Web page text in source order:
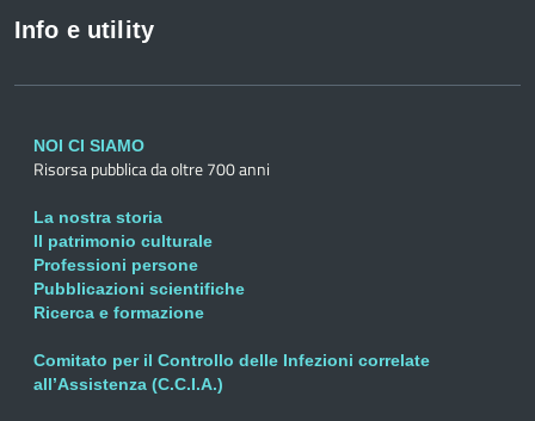
Info e utility
NOI CI SIAMO
Risorsa pubblica da oltre 700 anni
La nostra storia
Il patrimonio culturale
Professioni persone
Pubblicazioni scientifiche
Ricerca e formazione
Comitato per il Controllo delle Infezioni correlate
all’Assistenza (C.C.I.A.)